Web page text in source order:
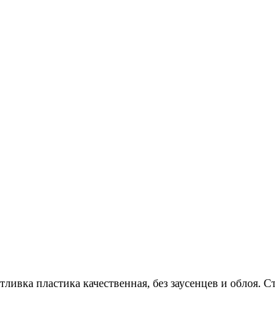
пластика качественная, без заусенцев и облоя.